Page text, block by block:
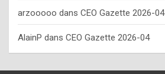
h
o
arzooooo dans CEO Gazette 2026-04
AlainP dans CEO Gazette 2026-04